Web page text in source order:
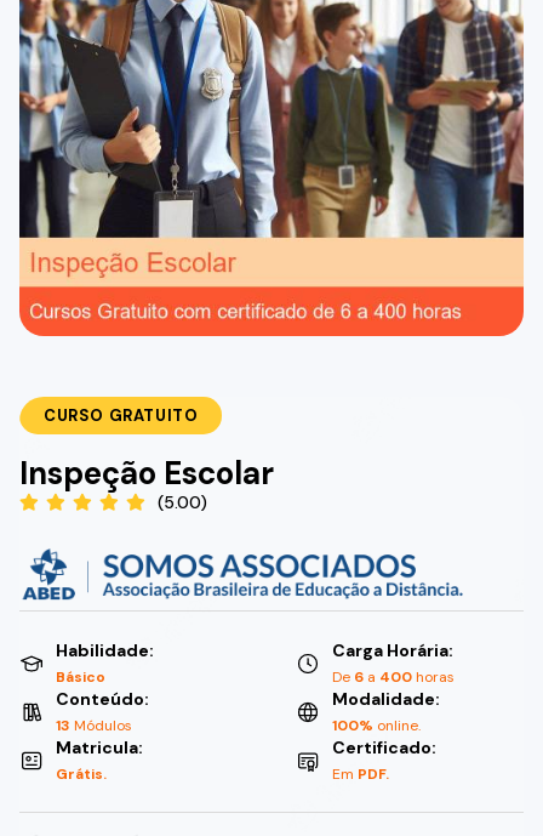
CURSO GRATUITO
Inspeção Escolar
(5.00)
Habilidade:
Básico
Carga Horária:
De 6 a 400horas
Conteúdo:
13 Módulos
Modalidade:
100% online.
Matricula:
Grátis.
Certificado:
Em PDF.